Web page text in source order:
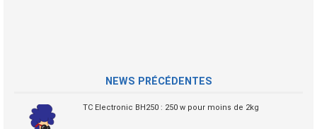
NEWS PRÉCÉDENTES
TC Electronic BH250 : 250 w pour moins de 2kg